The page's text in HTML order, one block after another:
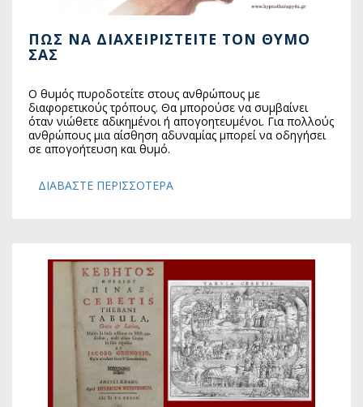
ΠΏΣ ΝΑ ΔΙΑΧΕΙΡΙΣΤΕΊΤΕ ΤΟΝ ΘΥΜΌ
ΣΑΣ
Ο θυμός πυροδοτείτε στους ανθρώπους με
διαφορετικούς τρόπους. Θα μπορούσε να συμβαίνει
όταν νιώθετε αδικημένοι ή απογοητευμένοι. Για πολλούς
ανθρώπους μια αίσθηση αδυναμίας μπορεί να οδηγήσει
σε απογοήτευση και θυμό.
ΔΙΑΒΆΣΤΕ ΠΕΡΙΣΣΌΤΕΡΑ